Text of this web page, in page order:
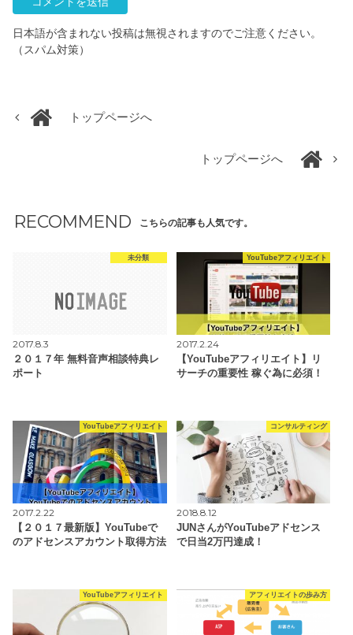
日本語が含まれない投稿は無視されますのでご注意ください。
（スパム対策）
トップページへ
トップページへ
RECOMMEND こちらの記事も人気です。
未分類
2017.8.3
２０１７年 無料音声相談特典レ
ポート
YouTubeアフィリエイト
2017.2.24
【YouTubeアフィリエイト】リ
サーチの重要性 稼ぐ為に必須！
YouTubeアフィリエイト
2017.2.22
【２０１７最新版】YouTubeで
のアドセンスアカウント取得方法
コンサルティング
2018.8.12
JUNさんがYouTubeアドセンス
で日当2万円達成！
YouTubeアフィリエイト アフィリエイトの歩み方